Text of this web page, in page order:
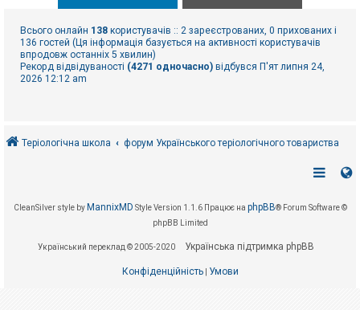
Всього онлайн 138 користувачів :: 2 зареєстрованих, 0 прихованих і
136 гостей (Ця інформація базується на активності користувачів
впродовж останніх 5 хвилин)
Рекорд відвідуваності (4271 одночасно) відбувся П'ят липня 24,
2026 12:12 am
Теріологічна школа форум Українського теріологічного товариства
CleanSilver style by MannixMD Style Version 1.1.6 Працює на phpBB® Forum Software ©
phpBB Limited
Український переклад © 2005-2020 Українська підтримка phpBB
Конфіденційність| Умови